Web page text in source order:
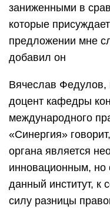
заниженными в
которые
предложении мне
добавил он
Вячеслав Федулов,
доцент кафедры
международного
«Синергия»
органа является
инновационным, но
данный институт, к
силу разницы